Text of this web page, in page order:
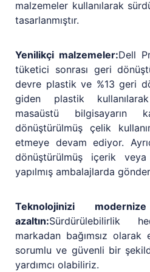
malzemeler kullanılarak
tasarlanmıştır.
Yenilikçi malzemeler:Dell
tüketici sonrası geri
devre plastik ve %13 geri
giden plastik
masaüstü bilgisayarın
dönüştürülmüş çelik
etmeye devam ediyor.
dönüştürülmüş içerik
yapılmış ambalajlarda
Teknolojinizi
azaltın:Sürdürülebilirlik
markadan bağımsız olarak
sorumlu ve güvenli bir
yardımcı olabiliriz.